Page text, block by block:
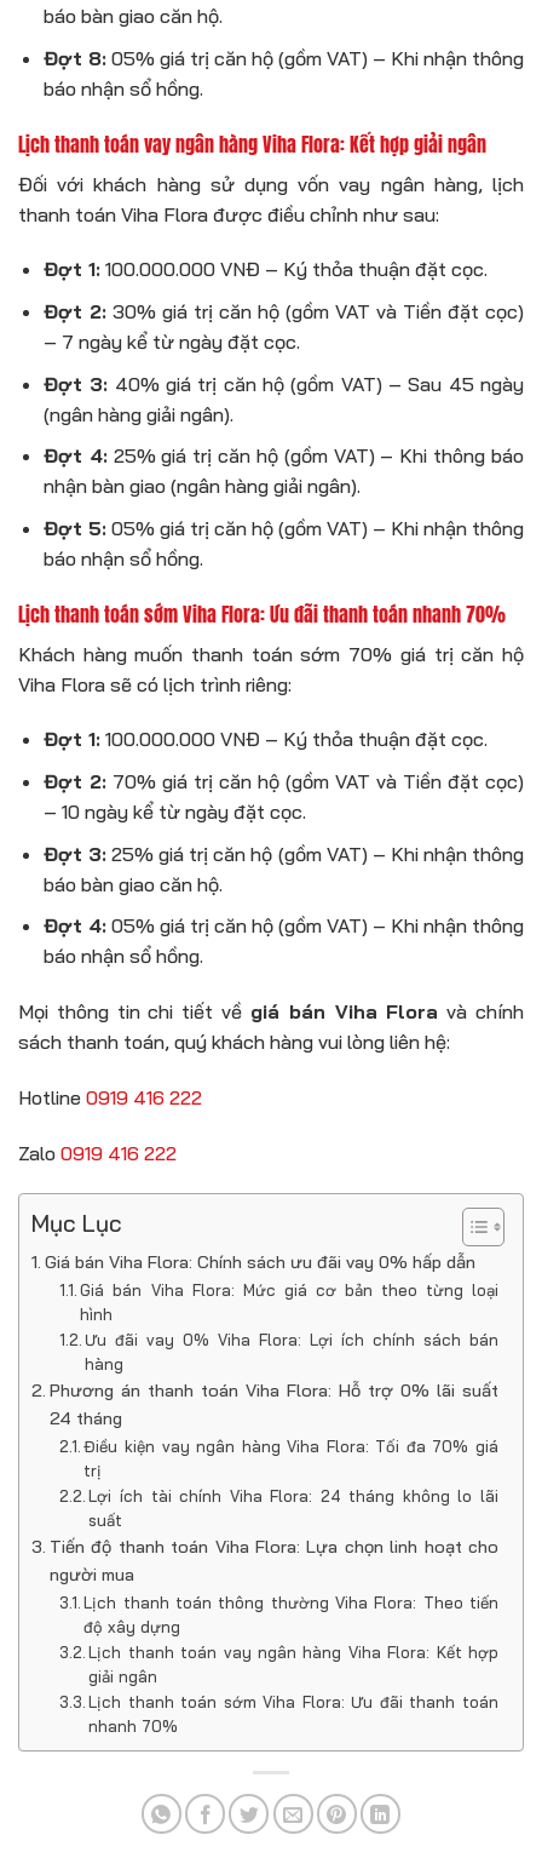
báo bàn giao căn hộ.
Đợt 8:05% giá trị căn hộ (gồm VAT) – Khi nhận thông
báo nhận sổ hồng.
Lịch thanh toán vay ngân hàng Viha Flora: Kết hợp giải ngân
Đối với khách hàng sử dụng vốn vay ngân hàng, lịch
thanh toán Viha Flora được điều chỉnh như sau:
Đợt 1:100.000.000 VNĐ – Ký thỏa thuận đặt cọc.
Đợt 2:30% giá trị căn hộ (gồm VAT và Tiền đặt cọc)
– 7 ngày kể từ ngày đặt cọc.
Đợt 3: 40% giá trị căn hộ (gồm VAT) – Sau 45 ngày
(ngân hàng giải ngân).
Đợt 4:25% giá trị căn hộ (gồm VAT) – Khi thông báo
nhận bàn giao (ngân hàng giải ngân).
Đợt 5:05% giá trị căn hộ (gồm VAT) – Khi nhận thông
báo nhận sổ hồng.
Lịch thanh toán sớm Viha Flora: Ưu đãi thanh toán nhanh 70%
Khách hàng muốn thanh toán sớm 70% giá trị căn hộ
Viha Flora sẽ có lịch trình riêng:
Đợt 1:100.000.000 VNĐ – Ký thỏa thuận đặt cọc.
Đợt 2:70% giá trị căn hộ (gồm VAT và Tiền đặt cọc)
– 10 ngày kể từ ngày đặt cọc.
Đợt 3:25% giá trị căn hộ (gồm VAT) – Khi nhận thông
báo bàn giao căn hộ.
Đợt 4:05% giá trị căn hộ (gồm VAT) – Khi nhận thông
báo nhận sổ hồng.
Mọi thông tin chi tiết về giá bán Viha Flora và chính
sách thanh toán, quý khách hàng vui lòng liên hệ:
Hotline 0919 416 222
Zalo 0919 416 222
Mục Lục
Giá bán Viha Flora: Chính sách ưu đãi vay 0% hấp dẫn
Giá bán Viha Flora: Mức giá cơ bản theo từng loại
hình
Ưu đãi vay 0% Viha Flora: Lợi ích chính sách bán
hàng
Phương án thanh toán Viha Flora: Hỗ trợ 0% lãi suất
24 tháng
Điều kiện vay ngân hàng Viha Flora: Tối đa 70% giá
trị
Lợi ích tài chính Viha Flora: 24 tháng không lo lãi
suất
Tiến độ thanh toán Viha Flora: Lựa chọn linh hoạt cho
người mua
Lịch thanh toán thông thường Viha Flora: Theo tiến
độ xây dựng
Lịch thanh toán vay ngân hàng Viha Flora: Kết hợp
giải ngân
Lịch thanh toán sớm Viha Flora: Ưu đãi thanh toán
nhanh 70%